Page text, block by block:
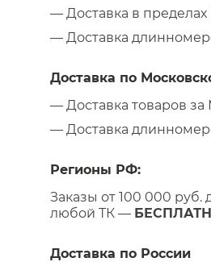
— Доставка в
— Доставка
Доставка по
— Доставка товаров
— Доставка
Регионы РФ:
Заказы от 100 000 руб.
любой ТК —
Доставка по России